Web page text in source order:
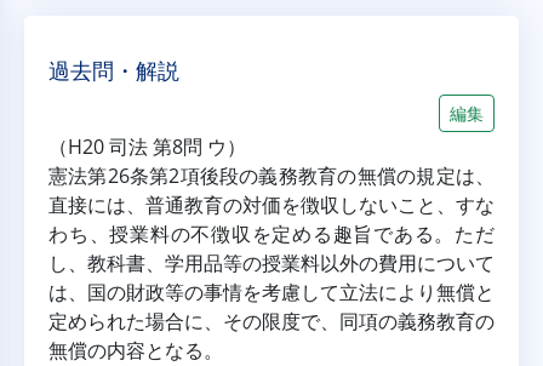
過去問・解説
編集
（H20 司法 第8問 ウ）
憲法第26条第2項後段の義務教育の無償の規定は、
直接には、普通教育の対価を徴収しないこと、すな
わち、授業料の不徴収を定める趣旨である。ただ
し、教科書、学用品等の授業料以外の費用について
は、国の財政等の事情を考慮して立法により無償と
定められた場合に、その限度で、同項の義務教育の
無償の内容となる。